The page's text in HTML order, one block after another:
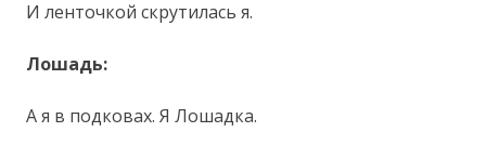
И ленточкой скрутилась я.
Лошадь:
А я в подковах. Я Лошадка.